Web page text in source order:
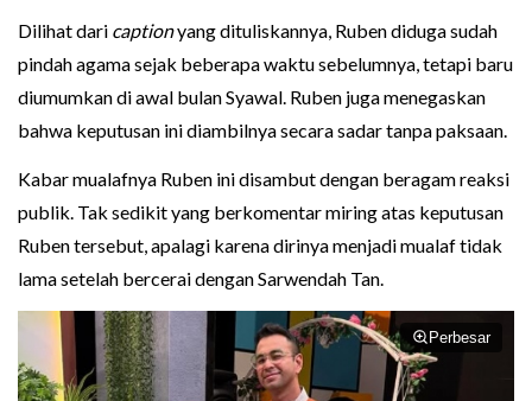
Dilihat dari captionyang dituliskannya, Ruben diduga sudah
pindah agama sejak beberapa waktu sebelumnya, tetapi baru
diumumkan di awal bulan Syawal. Ruben juga menegaskan
bahwa keputusan ini diambilnya secara sadar tanpa paksaan.
Kabar mualafnya Ruben ini disambut dengan beragam reaksi
publik. Tak sedikit yang berkomentar miring atas keputusan
Ruben tersebut, apalagi karena dirinya menjadi mualaf tidak
lama setelah bercerai dengan Sarwendah Tan.
Perbesar